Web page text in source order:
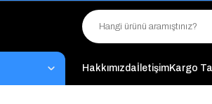
"Saat
HakkımızdaİletişimKargo